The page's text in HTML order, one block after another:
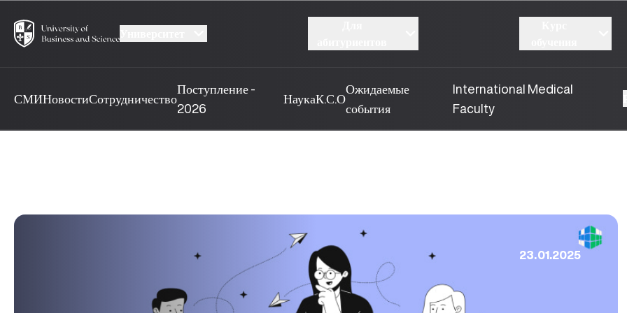
СМИНовостиСотрудничество
Поступление -
2026
НаукаК.С.О
Ожидаемые
события
International Medical
Faculty
23.01.2025